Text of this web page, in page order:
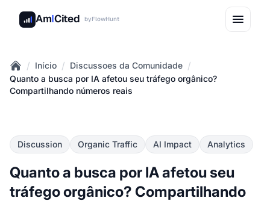
AmICited byFlowHunt
Home
/ Início / Discussoes da Comunidade /
Quanto a busca por IA afetou seu tráfego orgânico?
Compartilhando números reais
Discussion Organic Traffic AI Impact Analytics
Quanto a busca por IA afetou seu
tráfego orgânico? Compartilhando